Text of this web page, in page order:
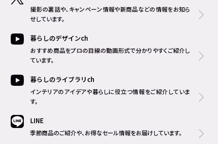
撮影の裏話や、キャンペーン情報や新商品などの情報をお知ら
せしています。
暮らしのデザインch
おすすめ商品をプロの目線の動画形式で分かりやすくご紹介し
ています。
暮らしのライブラリch
インテリアのアイデアや暮らしに役立つ情報をご紹介していま
す。
LINE
季節商品のご紹介や、お得なセール情報をお届けしています。